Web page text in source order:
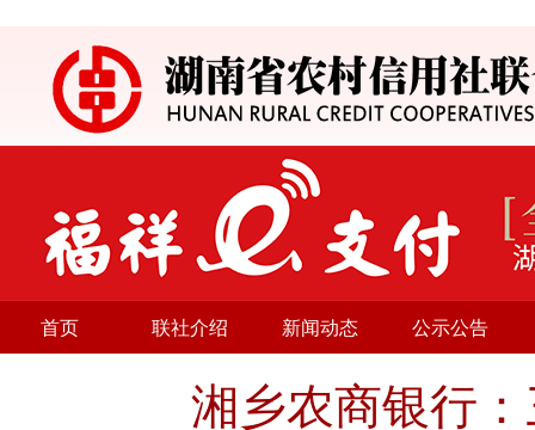
首页 联社介绍 新闻动态 公示公告
湘乡农商银行